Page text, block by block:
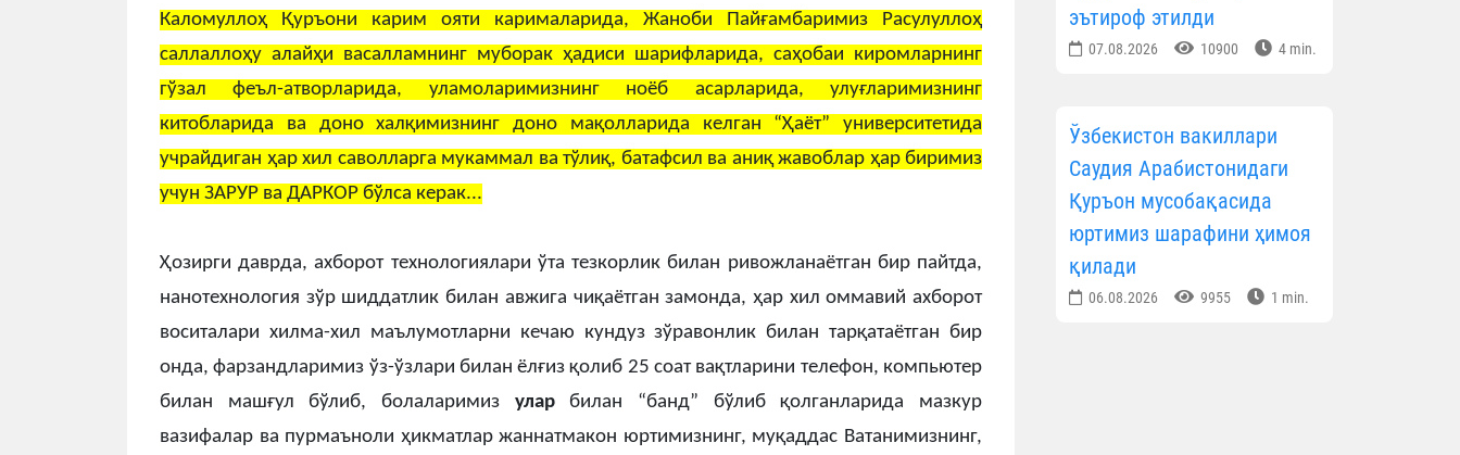
Каломуллоҳ Қуръони карим ояти карималарида, Жаноби Пайғамбаримиз Расулуллоҳ
саллаллоҳу алайҳи васалламнинг муборак ҳадиси шарифларида, саҳобаи киромларнинг
гўзал феъл-атворларида, уламоларимизнинг ноёб асарларида, улуғларимизнинг
китобларида ва доно халқимизнинг доно мақолларида келган “Ҳаёт” университетида
учрайдиган ҳар хил саволларга мукаммал ва тўлиқ, батафсил ва аниқ жавоблар ҳар биримиз
учун ЗАРУР ва ДАРКОР бўлса керак...
Ҳозирги даврда, ахборот технологиялари ўта тезкорлик билан ривожланаётган бир пайтда,
нанотехнология зўр шиддатлик билан авжига чиқаётган замонда, ҳар хил оммавий ахборот
воситалари хилма-хил маълумотларни кечаю кундуз зўравонлик билан тарқатаётган бир
онда, фарзандларимиз ўз-ўзлари билан ёлғиз қолиб 25 соат вақтларини телефон, компьютер
билан машғул бўлиб, болаларимиз уларбилан “банд” бўлиб қолганларида мазкур
вазифалар ва пурмаъноли ҳикматлар жаннатмакон юртимизнинг, муқаддас Ватанимизнинг,
эътироф этилди
07.08.2026 10900 4 min.
Ўзбекистон вакиллари
Саудия Арабистонидаги
Қуръон мусобақасида
юртимиз шарафини ҳимоя
қилади
06.08.2026 9955 1 min.